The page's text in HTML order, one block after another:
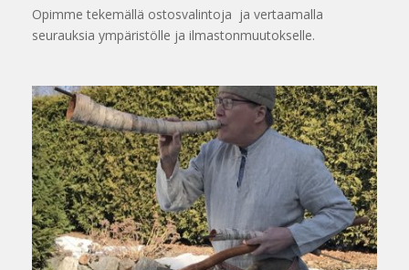
Opimme tekemällä ostosvalintoja ja vertaamalla
seurauksia ympäristölle ja ilmastonmuutokselle.